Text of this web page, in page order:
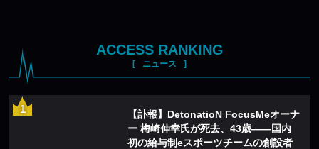
ACCESS RANKING
ニュース
【訃報】DetonatioN FocusMeオーナ
ー 梅崎伸幸氏が死去、43歳——国内
初の給与制eスポーツチームの創設者